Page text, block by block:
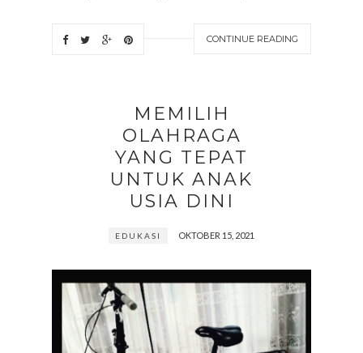
CONTINUE READING
MEMILIH
OLAHRAGA
YANG TEPAT
UNTUK ANAK
USIA DINI
EDUKASI OKTOBER 15, 2021